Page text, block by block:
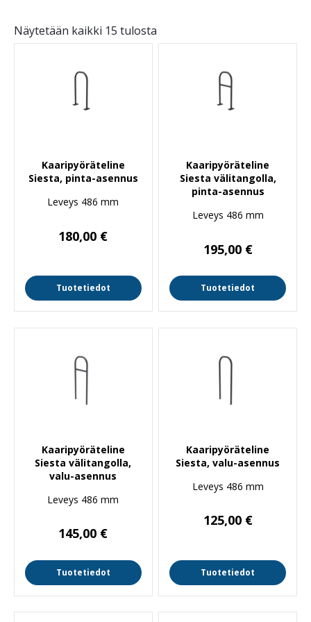
Näytetään kaikki 15 tulosta
Kaaripyöräteline
Siesta, pinta-asennus
Leveys 486 mm
180,00 €
Tuotetiedot
Kaaripyöräteline
Siesta välitangolla,
pinta-asennus
Leveys 486 mm
195,00 €
Tuotetiedot
Kaaripyöräteline
Siesta välitangolla,
valu-asennus
Leveys 486 mm
145,00 €
Tuotetiedot
Kaaripyöräteline
Siesta, valu-asennus
Leveys 486 mm
125,00 €
Tuotetiedot